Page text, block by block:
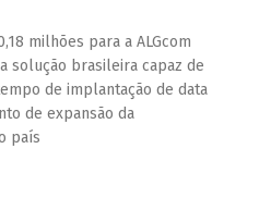
milhões para a ALGcom
solução brasileira capaz de
de implantação de data
de expansão da
país